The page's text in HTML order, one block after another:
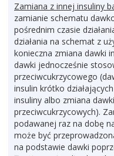
Zamiana z innej insuliny
zamianie schematu
pośrednim czasie
działania na schemat z
konieczna zmiana dawki
dawki jednocześnie
przeciwcukrzycowego
insulin krótko
insuliny albo zmiana
przeciwcukrzycowych).
podawanej raz na dobę
może być
na podstawie dawki